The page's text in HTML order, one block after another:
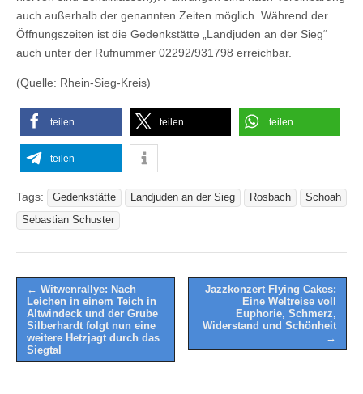
auch außerhalb der genannten Zeiten möglich. Während der
Öffnungszeiten ist die Gedenkstätte „Landjuden an der Sieg“
auch unter der Rufnummer 02292/931798 erreichbar.
(Quelle: Rhein-Sieg-Kreis)
teilen teilen teilen
teilen
Tags: Gedenkstätte Landjuden an der Sieg Rosbach
Schoah
Sebastian Schuster
Post
navigation
← Witwenrallye: Nach
Leichen in einem Teich in
Altwindeck und der Grube
Silberhardt folgt nun eine
weitere Hetzjagt durch das
Siegtal
Jazzkonzert Flying Cakes:
Eine Weltreise voll
Euphorie, Schmerz,
Widerstand und Schönheit
→